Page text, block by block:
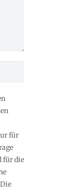
für
für die